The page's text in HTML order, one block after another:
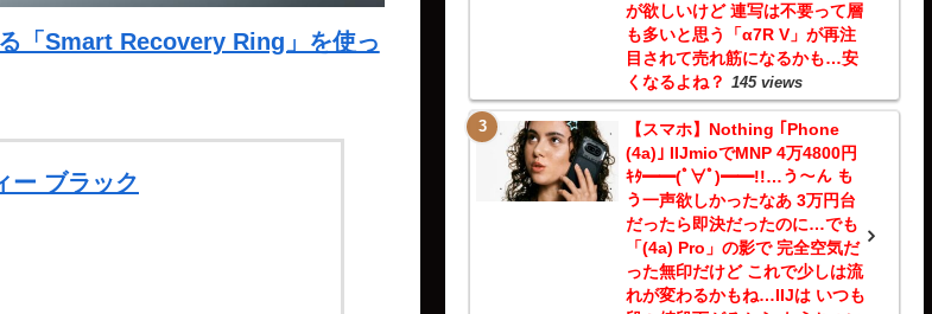
「Smart Recovery Ring」を使っ
ー ブラック
が欲しいけど 連写は不要って層
も多いと思う「α7R V」が再注
目されて売れ筋になるかも…安
くなるよね？ 145 views
【スマホ】Nothing ｢Phone
(4a)｣ IIJmioでMNP 4万4800円
ｷﾀ━━(ﾟ∀ﾟ)━━!!…う～ん も
う一声欲しかったなあ 3万円台
だったら即決だったのに…でも
「(4a) Pro」の影で 完全空気だ
った無印だけど これで少しは流
れが変わるかもね…IIJは いつも